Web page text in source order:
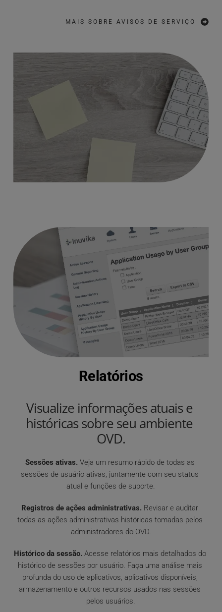
MAIS SOBRE AVISOS DE SERVIÇO
Relatórios
Visualize informações atuais e
históricas sobre seu ambiente
OVD.
Sessões ativas. Veja um resumo rápido de todas as
sessões de usuário ativas, juntamente com seu status
atual e funções de suporte.
Registros de ações administrativas. Revisar e auditar
todas as ações administrativas históricas tomadas pelos
administradores do OVD.
Histórico da sessão. Acesse relatórios mais detalhados do
histórico de sessões por usuário. Faça uma análise mais
profunda do uso de aplicativos, aplicativos disponíveis,
armazenamento e outros recursos usados nas sessões
pelos usuários.